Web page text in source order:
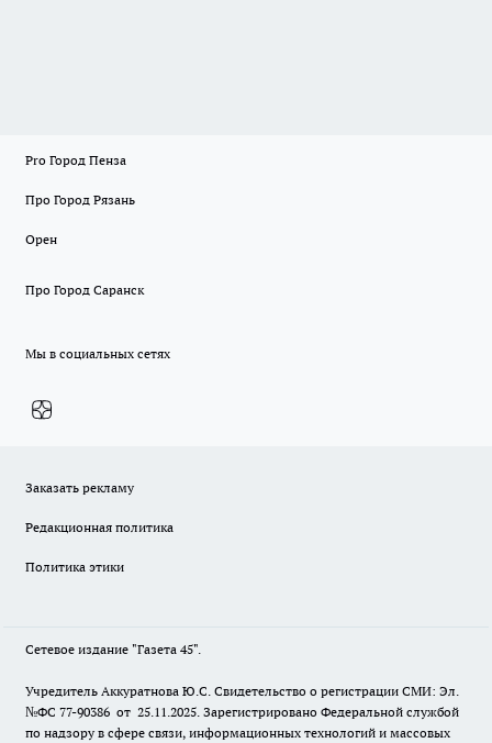
Pro Город Пенза
Про Город Рязань
Орен
Про Город Саранск
Мы в социальных сетях
Заказать рекламу
Редакционная политика
Политика этики
Сетевое издание "Газета 45".
Учредитель Аккуратнова Ю.С. Свидетельство о регистрации СМИ: Эл.
№ФС 77-90386 от 25.11.2025. Зарегистрировано Федеральной службой
по надзору в сфере связи, информационных технологий и массовых